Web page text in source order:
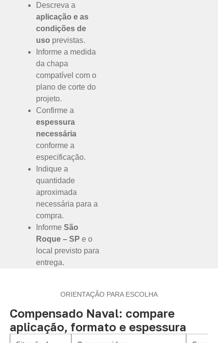
Descreva a
aplicação e as
condições de
uso previstas.
Informe a medida
da chapa
compatível com o
plano de corte do
projeto.
Confirme a
espessura
necessária
conforme a
especificação.
Indique a
quantidade
aproximada
necessária para a
compra.
Informe São
Roque – SP e o
local previsto para
entrega.
ORIENTAÇÃO PARA ESCOLHA
Compensado Naval: compare
aplicação, formato e espessura